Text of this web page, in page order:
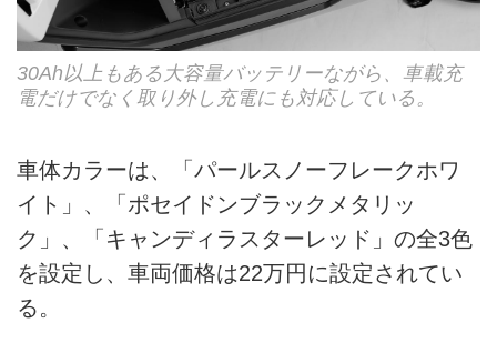
30Ah以上もある大容量バッテリーながら、車載充
電だけでなく取り外し充電にも対応している。
車体カラーは、「パールスノーフレークホワ
イト」、「ポセイドンブラックメタリッ
ク」、「キャンディラスターレッド」の全3色
を設定し、車両価格は22万円に設定されてい
る。